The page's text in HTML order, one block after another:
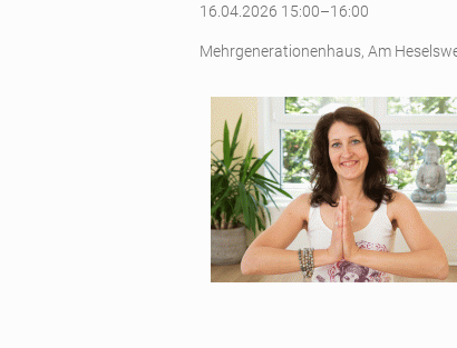
16.04.2026 15:00–16:00
Mehrgenerationenhaus, Am